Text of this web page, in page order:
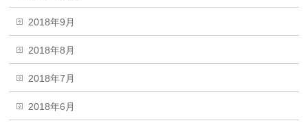
2018年9月
2018年8月
2018年7月
2018年6月